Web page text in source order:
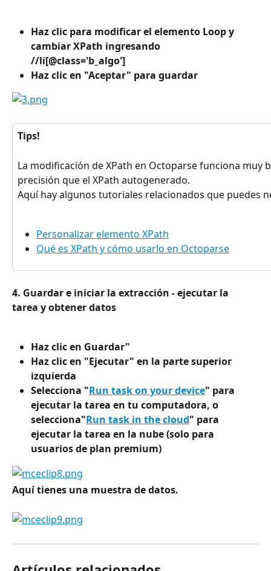
Haz clic para modificar el elemento Loop y
cambiar XPath ingresando
//li[@class='b_algo']
Haz clic en "Aceptar" para guardar
Tips!
La modificación de XPath en Octoparse funciona muy
precisión que el XPath autogenerado.
Aquí hay algunos tutoriales relacionados que puedes
Personalizar elemento XPath
Qué es XPath y cómo usarlo en Octoparse
4. Guardar e iniciar la extracción - ejecutar la
tarea y obtener datos
Haz clic en Guardar"
Haz clic en "Ejecutar" en la parte superior
izquierda
Selecciona "Run task on your device" para
ejecutar la tarea en tu computadora, o
selecciona"Run task in the cloud" para
ejecutar la tarea en la nube (solo para
usuarios de plan premium)
Aquí tienes una muestra de datos.